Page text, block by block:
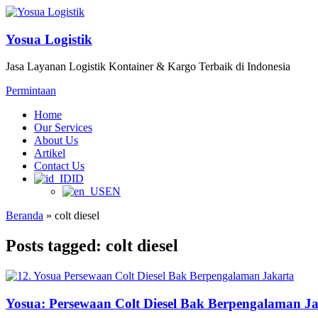
Yosua Logistik
Jasa Layanan Logistik Kontainer & Kargo Terbaik di Indonesia
Permintaan
Home
Our Services
About Us
Artikel
Contact Us
ID
EN
Beranda » colt diesel
Posts tagged: colt diesel
Yosua: Persewaan Colt Diesel Bak Berpengalaman